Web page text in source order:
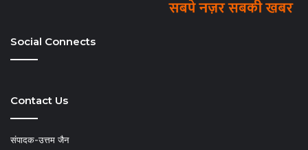
Social Connects
Contact Us
संपादक-उत्तम जैन